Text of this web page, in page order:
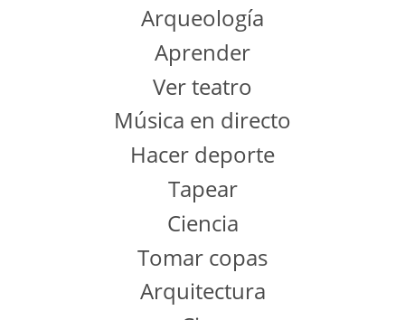
Arqueología
Aprender
Ver teatro
Música en directo
Hacer deporte
Tapear
Ciencia
Tomar copas
Arquitectura